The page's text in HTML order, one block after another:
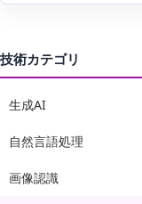
技術カテゴリ
生成AI
自然言語処理
画像認識